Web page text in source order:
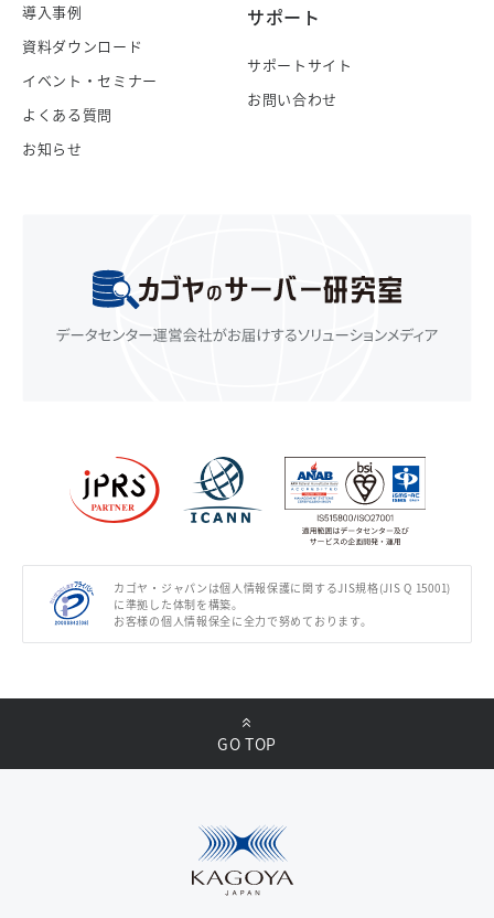
導入事例
資料ダウンロード
イベント・セミナー
よくある質問
お知らせ
サポート
サポートサイト
お問い合わせ
カゴヤ・ジャパンは個人情報保護に関するJIS規格(JIS Q 15001)
に準拠した体制を構築。
お客様の個人情報保全に全力で努めております。
GO TOP